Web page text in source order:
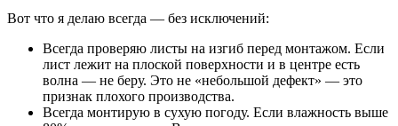
Вот что я делаю всегда — без исключений:
Всегда проверяю листы на изгиб перед монтажом. Если
лист лежит на плоской поверхности и в центре есть
волна — не беру. Это не «небольшой дефект» — это
признак плохого производства.
Всегда монтирую в сухую погоду. Если влажность выше